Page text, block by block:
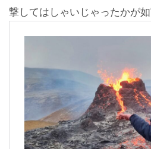
撃してはしゃいじゃったかが如